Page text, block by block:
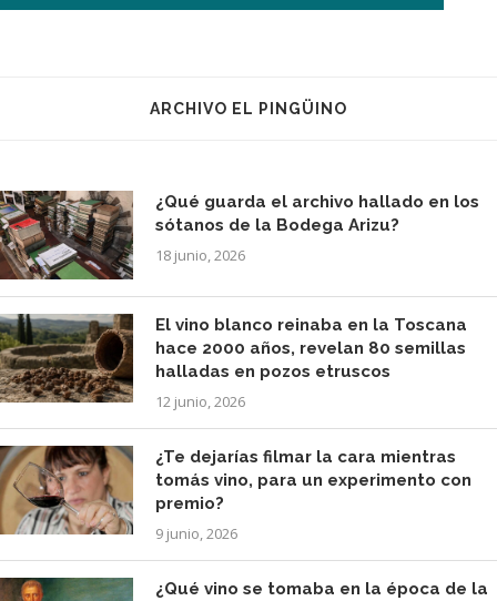
ARCHIVO EL PINGÜINO
¿Qué guarda el archivo hallado en los
sótanos de la Bodega Arizu?
18 junio, 2026
El vino blanco reinaba en la Toscana
hace 2000 años, revelan 80 semillas
halladas en pozos etruscos
12 junio, 2026
¿Te dejarías filmar la cara mientras
tomás vino, para un experimento con
premio?
9 junio, 2026
¿Qué vino se tomaba en la época de la